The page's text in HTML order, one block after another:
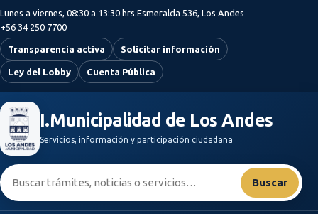
Saltar al contenido principal
Lunes a viernes, 08:30 a 13:30 hrs.Esmeralda 536, Los Andes
+56 34 250 7700
Transparencia activa Solicitar información
Ley del Lobby Cuenta Pública
I.Municipalidad de Los Andes
Servicios, información y participación ciudadana
Buscar:
Buscar